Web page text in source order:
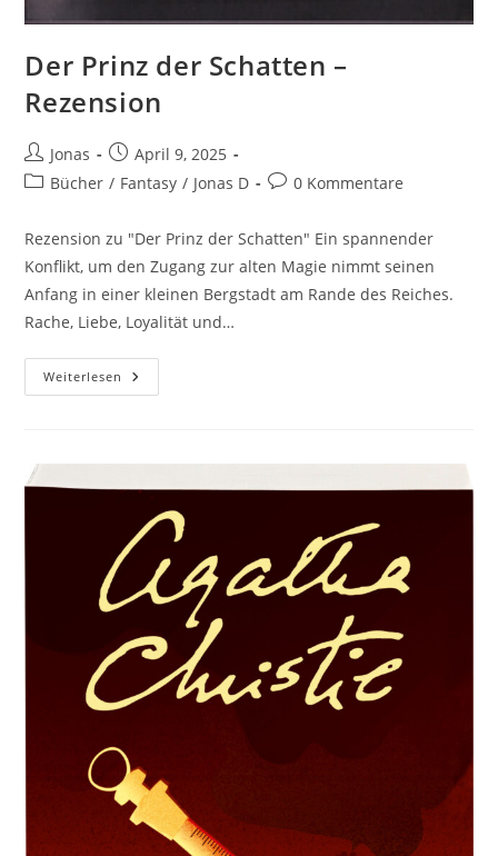
Der Prinz der Schatten –
Rezension
Jonas
April 9, 2025
Bücher / Fantasy / Jonas D 0 Kommentare
Rezension zu "Der Prinz der Schatten" Ein spannender
Konflikt, um den Zugang zur alten Magie nimmt seinen
Anfang in einer kleinen Bergstadt am Rande des Reiches.
Rache, Liebe, Loyalität und…
Weiterlesen